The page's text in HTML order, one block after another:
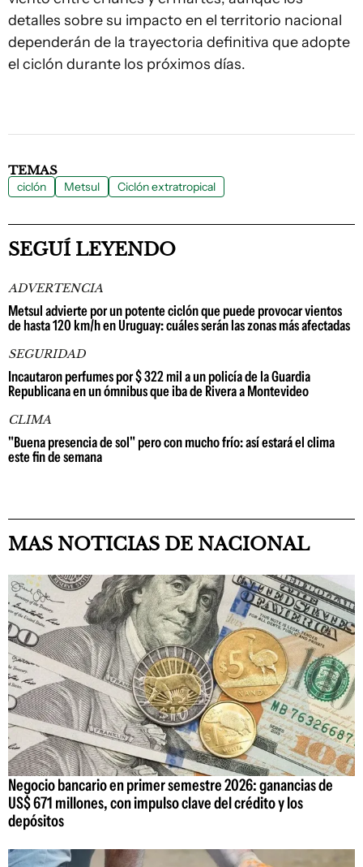
detalles sobre su impacto en el territorio nacional
dependerán de la trayectoria definitiva que adopte
el ciclón durante los próximos días.
TEMAS
ciclón Metsul Ciclón extratropical
SEGUÍ LEYENDO
ADVERTENCIA
Metsul advierte por un potente ciclón que puede provocar vientos
de hasta 120 km/h en Uruguay: cuáles serán las zonas más afectadas
SEGURIDAD
Incautaron perfumes por $ 322 mil a un policía de la Guardia
Republicana en un ómnibus que iba de Rivera a Montevideo
CLIMA
"Buena presencia de sol" pero con mucho frío: así estará el clima
este fin de semana
MAS NOTICIAS DE NACIONAL
Negocio bancario en primer semestre 2026: ganancias de
US$ 671 millones, con impulso clave del crédito y los
depósitos